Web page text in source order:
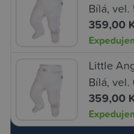
Bílá, vel.
359,00
Little
Bílá, vel.
359,00